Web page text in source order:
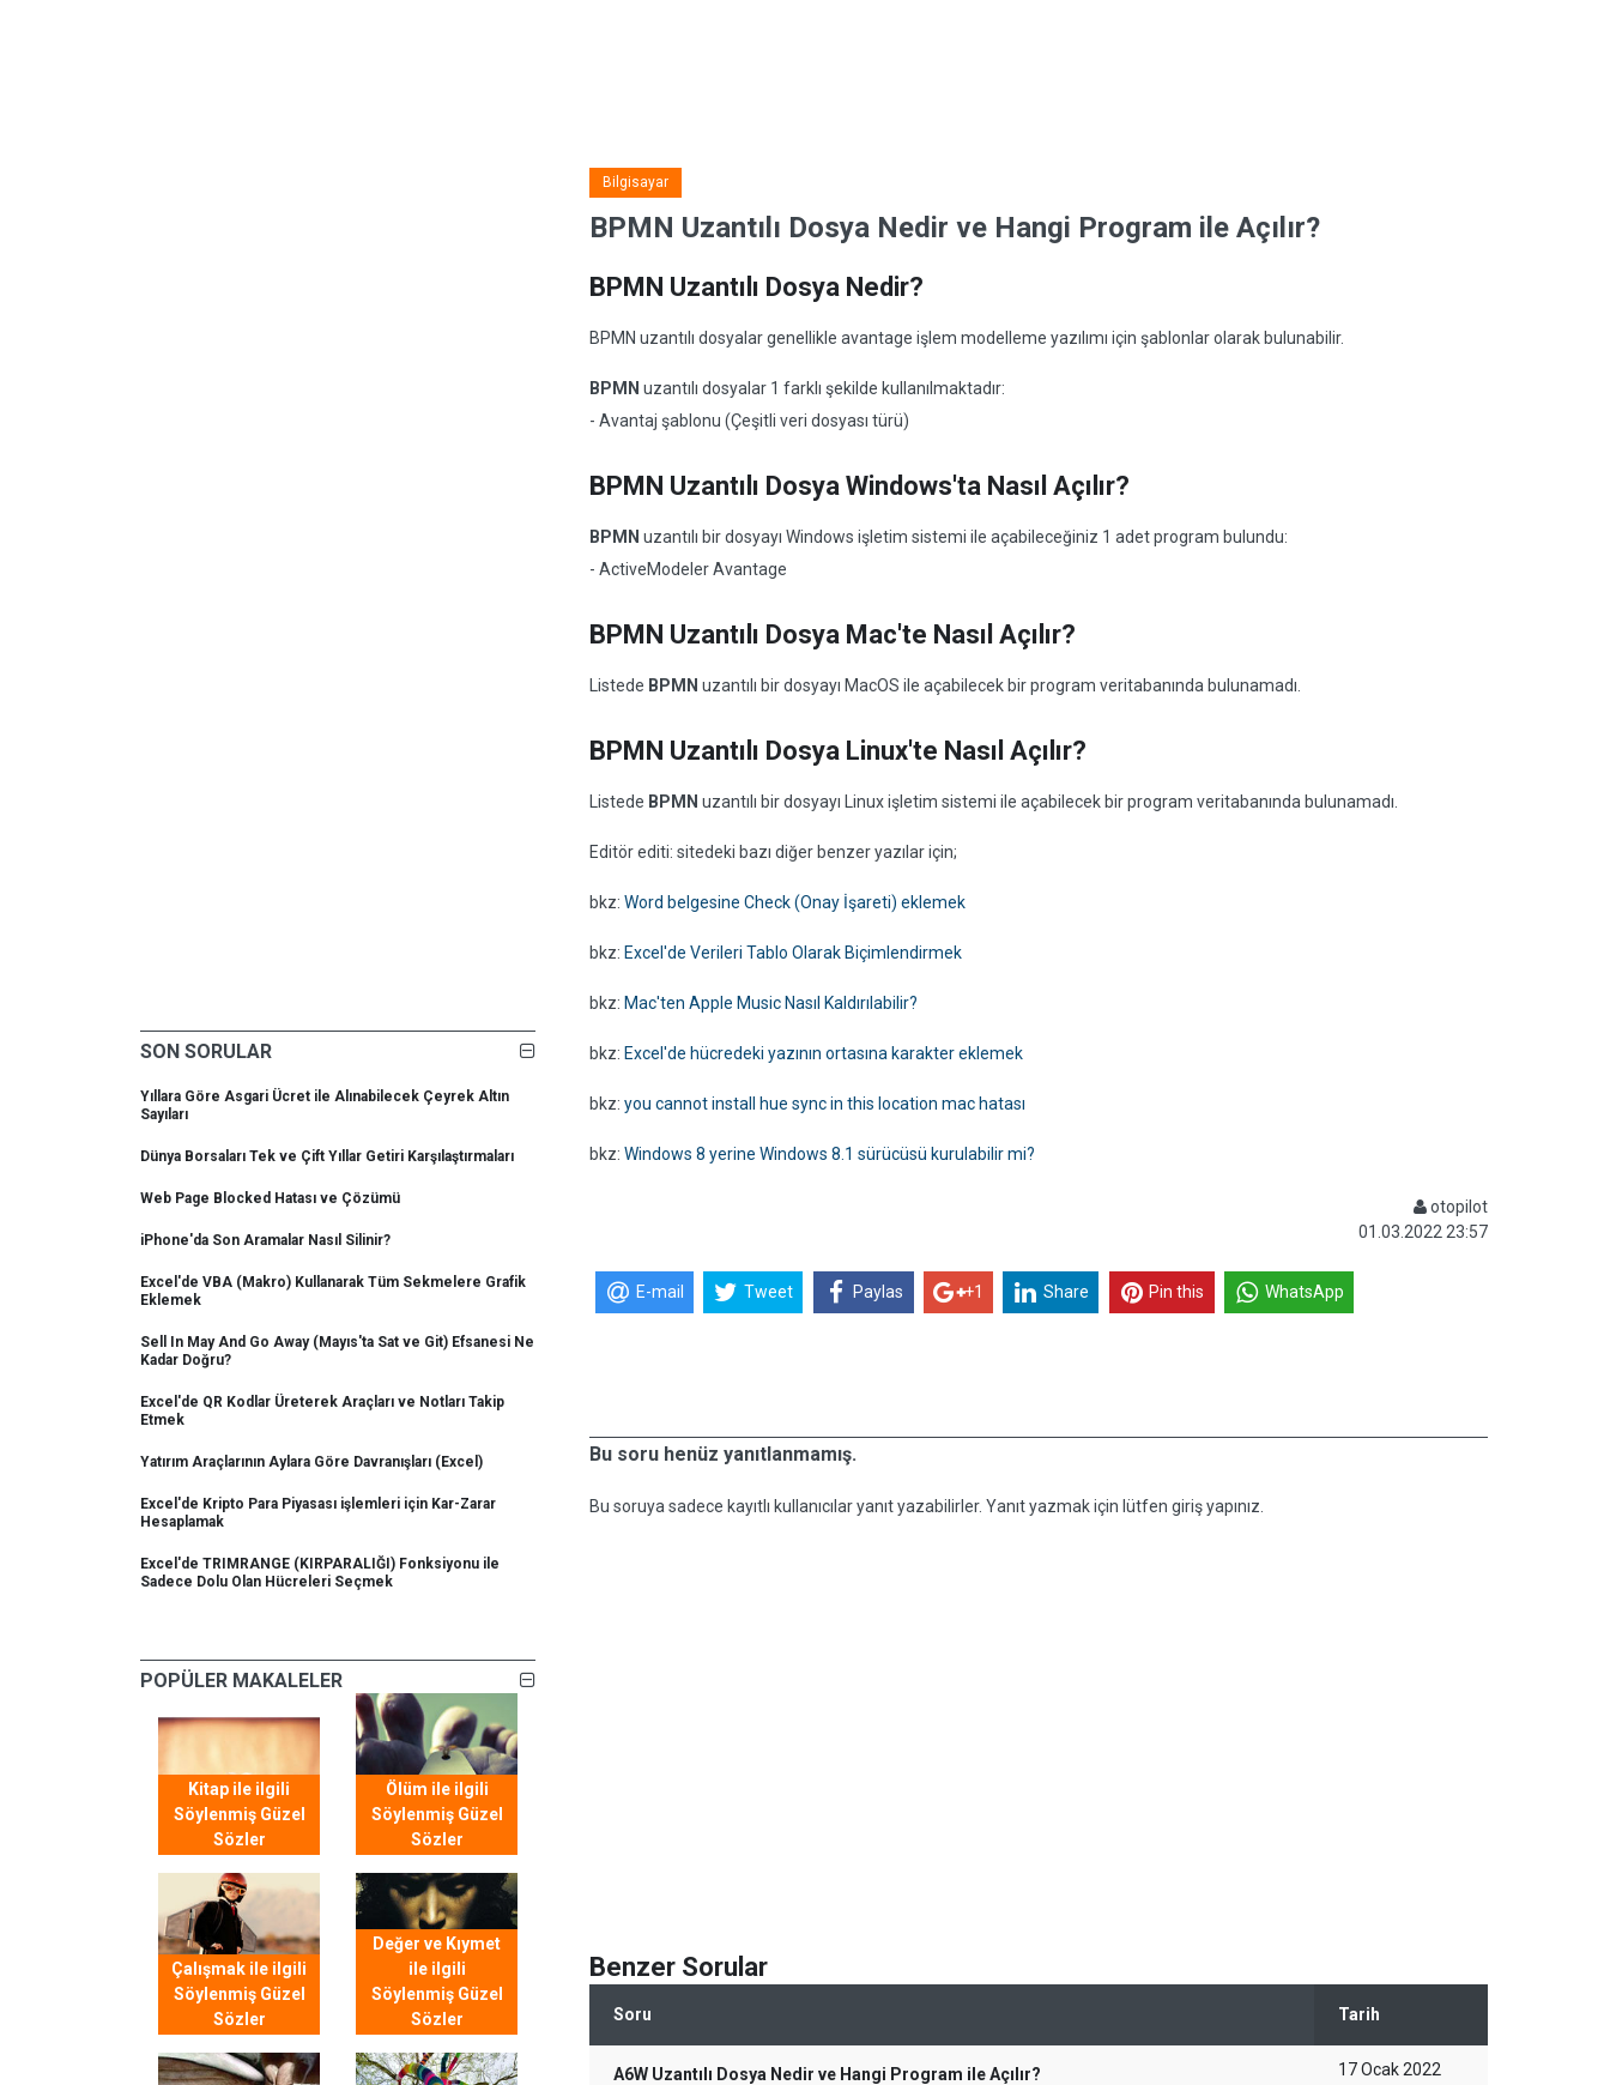
SON SORULAR
Yıllara Göre Asgari Ücret ile Alınabilecek Çeyrek Altın
Sayıları
Dünya Borsaları Tek ve Çift Yıllar Getiri Karşılaştırmaları
Web Page Blocked Hatası ve Çözümü
iPhone'da Son Aramalar Nasıl Silinir?
Excel'de VBA (Makro) Kullanarak Tüm Sekmelere Grafik
Eklemek
Sell In May And Go Away (Mayıs'ta Sat ve Git) Efsanesi Ne
Kadar Doğru?
Excel'de QR Kodlar Üreterek Araçları ve Notları Takip
Etmek
Yatırım Araçlarının Aylara Göre Davranışları (Excel)
Excel'de Kripto Para Piyasası işlemleri için Kar-Zarar
Hesaplamak
Excel'de TRIMRANGE (KIRPARALIĞI) Fonksiyonu ile
Sadece Dolu Olan Hücreleri Seçmek
POPÜLER MAKALELER
Kitap ile ilgili
Söylenmiş Güzel
Sözler
Ölüm ile ilgili
Söylenmiş Güzel
Sözler
Çalışmak ile ilgili
Söylenmiş Güzel
Sözler
Değer ve Kıymet
ile ilgili
Söylenmiş Güzel
Sözler
Bilgisayar
BPMN Uzantılı Dosya Nedir ve Hangi Program ile Açılır?
BPMN Uzantılı Dosya Nedir?
BPMN uzantılı dosyalar genellikle avantage işlem modelleme yazılımı için şablonlar olarak bulunabilir.
BPMN uzantılı dosyalar 1 farklı şekilde kullanılmaktadır:
- Avantaj şablonu (Çeşitli veri dosyası türü)
BPMN Uzantılı Dosya Windows'ta Nasıl Açılır?
BPMN uzantılı bir dosyayı Windows işletim sistemi ile açabileceğiniz 1 adet program bulundu:
- ActiveModeler Avantage
BPMN Uzantılı Dosya Mac'te Nasıl Açılır?
Listede BPMN uzantılı bir dosyayı MacOS ile açabilecek bir program veritabanında bulunamadı.
BPMN Uzantılı Dosya Linux'te Nasıl Açılır?
Listede BPMN uzantılı bir dosyayı Linux işletim sistemi ile açabilecek bir program veritabanında bulunamadı.
Editör editi: sitedeki bazı diğer benzer yazılar için;
bkz: Word belgesine Check (Onay İşareti) eklemek
bkz: Excel'de Verileri Tablo Olarak Biçimlendirmek
bkz: Mac'ten Apple Music Nasıl Kaldırılabilir?
bkz: Excel'de hücredeki yazının ortasına karakter eklemek
bkz: you cannot install hue sync in this location mac hatası
bkz: Windows 8 yerine Windows 8.1 sürücüsü kurulabilir mi?
otopilot
01.03.2022 23:57
E-mail Tweet Paylas +1 Share Pin this WhatsApp
Bu soru henüz yanıtlanmamış.
Bu soruya sadece kayıtlı kullanıcılar yanıt yazabilirler. Yanıt yazmak için lütfen giriş yapınız.
Benzer Sorular
Soru Tarih
A6W Uzantılı Dosya Nedir ve Hangi Program ile Açılır?
17 Ocak 2022